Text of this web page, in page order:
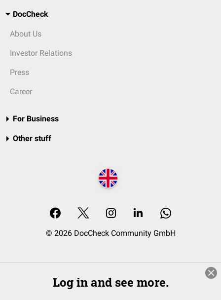
DocCheck
About Us
Investor Relations
Press
Career
For Business
Other stuff
© 2026 DocCheck Community GmbH
Log in and see more.